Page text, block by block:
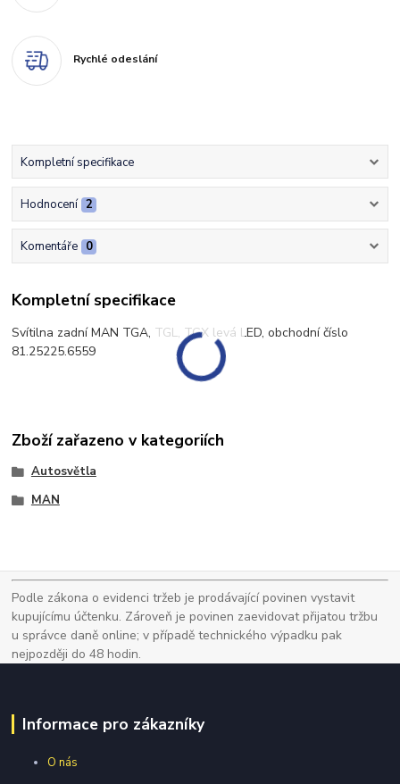
Rychlé odeslání
Kompletní specifikace
Hodnocení 2
Komentáře 0
Kompletní specifikace
Svítilna zadní MAN TGA, TGL, TGX levá LED, obchodní číslo
81.25225.6559
Zboží zařazeno v kategoriích
Autosvětla
MAN
Podle zákona o evidenci tržeb je prodávající povinen vystavit
kupujícímu účtenku. Zároveň je povinen zaevidovat přijatou tržbu
u správce daně online; v případě technického výpadku pak
nejpozději do 48 hodin.
Informace pro zákazníky
O nás